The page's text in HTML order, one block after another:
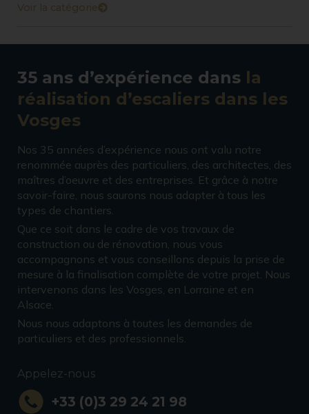
Voir la catégorie
35 ans d’expérience dans la
réalisation d’escaliers dans les
Vosges
Nos 35 années d’expérience nous ont valu notre
renommée auprès des particuliers, des architectes, des
maîtres d’oeuvre et des entreprises. Et grâce à notre
savoir-faire, nous saurons nous adapter à tous les
types de chantiers.
Que ce soit dans le cadre de vos travaux de
construction ou de rénovation, nous vous
accompagnons et vous conseillons depuis la prise de
mesure à la finalisation complète de votre projet. Nous
intervenons dans les Vosges, en Lorraine et en
Alsace.
Nous nous adaptons à toutes les demandes de
particuliers et des professionnels.
Appelez-nous
+33 (0)3 29 24 21 98